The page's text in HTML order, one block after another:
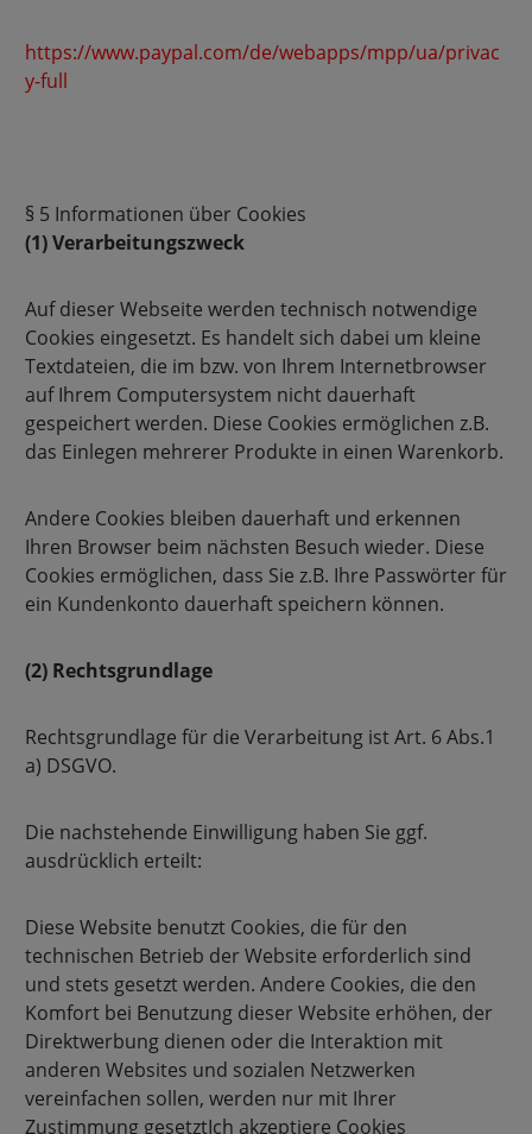
https://www.paypal.com/de/webapps/mpp/ua/privac
y-full
§ 5 Informationen über Cookies
(1) Verarbeitungszweck
Auf dieser Webseite werden technisch notwendige
Cookies eingesetzt. Es handelt sich dabei um kleine
Textdateien, die im bzw. von Ihrem Internetbrowser
auf Ihrem Computersystem nicht dauerhaft
gespeichert werden. Diese Cookies ermöglichen z.B.
das Einlegen mehrerer Produkte in einen Warenkorb.
Andere Cookies bleiben dauerhaft und erkennen
Ihren Browser beim nächsten Besuch wieder. Diese
Cookies ermöglichen, dass Sie z.B. Ihre Passwörter für
ein Kundenkonto dauerhaft speichern können.
(2) Rechtsgrundlage
Rechtsgrundlage für die Verarbeitung ist Art. 6 Abs.1
a) DSGVO.
Die nachstehende Einwilligung haben Sie ggf.
ausdrücklich erteilt:
Diese Website benutzt Cookies, die für den
technischen Betrieb der Website erforderlich sind
und stets gesetzt werden. Andere Cookies, die den
Komfort bei Benutzung dieser Website erhöhen, der
Direktwerbung dienen oder die Interaktion mit
anderen Websites und sozialen Netzwerken
vereinfachen sollen, werden nur mit Ihrer
Zustimmung gesetztIch akzeptiere Cookies